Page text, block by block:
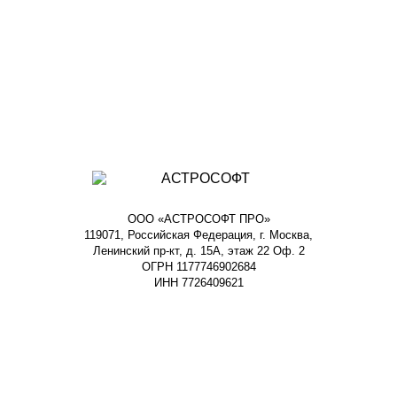
ООО «АСТРОСОФТ ПРО»
119071, Российская Федерация, г. Москва,
Ленинский пр-кт, д. 15А, этаж 22 Оф. 2
ОГРН 1177746902684
ИНН 7726409621